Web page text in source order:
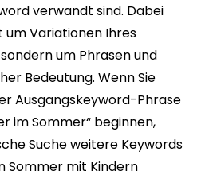
verwandt sind. Dabei
um Variationen Ihres
um Phrasen und
Bedeutung. Wenn Sie
Ausgangskeyword-Phrase
im Sommer“ beginnen,
Suche weitere Keywords
Sommer mit Kindern